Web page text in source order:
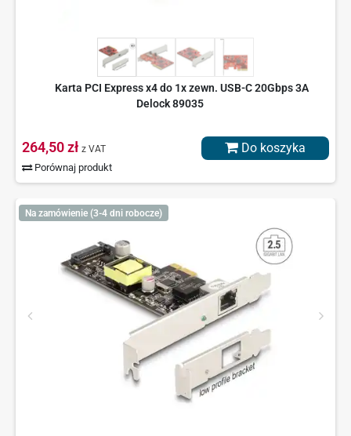
Karta PCI Express x4 do 1x zewn. USB-C 20Gbps 3A
Delock 89035
264,50 zł z VAT
Porównaj produkt
Do koszyka
Na zamówienie (3-4 dni robocze)